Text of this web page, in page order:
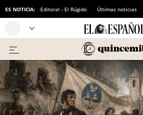
ES NOTICIA: Editoral - El Rúgido Últimas noticias